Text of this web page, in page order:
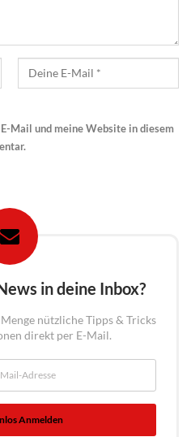
Mail und meine Website in diesem
in deine Inbox?
nützliche Tipps & Tricks
direkt per E-Mail.
Anmelden